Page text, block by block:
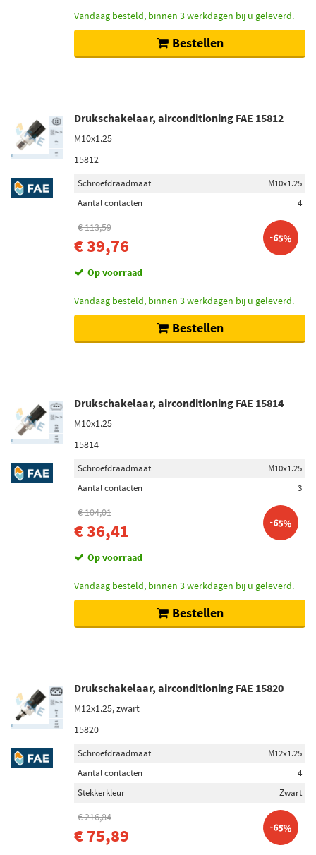
Vandaag besteld, binnen 3 werkdagen bij u geleverd.
Bestellen
Drukschakelaar, airconditioning FAE 15812
M10x1.25
15812
Schroefdraadmaat
M10x1.25
Aantal contacten
4
€ 113,59
€ 39,76 -65%
Op voorraad
Vandaag besteld, binnen 3 werkdagen bij u geleverd.
Bestellen
Drukschakelaar, airconditioning FAE 15814
M10x1.25
15814
Schroefdraadmaat
M10x1.25
Aantal contacten
3
€ 104,01
€ 36,41 -65%
Op voorraad
Vandaag besteld, binnen 3 werkdagen bij u geleverd.
Bestellen
Drukschakelaar, airconditioning FAE 15820
M12x1.25, zwart
15820
Schroefdraadmaat
M12x1.25
Aantal contacten
4
Stekkerkleur
Zwart
€ 216,84
€ 75,89 -65%